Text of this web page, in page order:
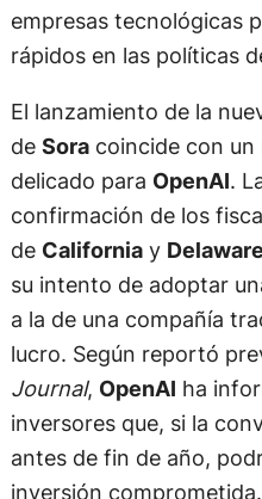
empresas tecnológicas
rápidos en las políticas
El lanzamiento de la
de Soracoincide con un
delicado para OpenAI.
confirmación de los
de Californiay Delaware
su intento de adoptar
a la de una compañía
lucro. Según reportó
Journal, OpenAI ha
inversores que, si la
antes de fin de año,
inversión comprometida.